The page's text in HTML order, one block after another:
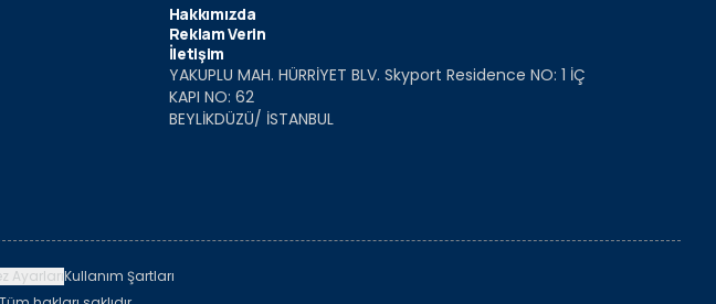
Hakkımızda
Reklam Verin
İletişim
YAKUPLU MAH. HÜRRİYET BLV. Skyport Residence NO: 1 İÇ
KAPI NO: 62
BEYLİKDÜZÜ/ İSTANBUL
AyarlarıKullanım Şartları